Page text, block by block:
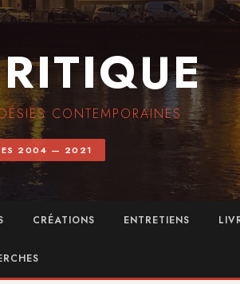
CONTEMPORAINES
2004 — 2021
CRÉATIONS ENTRETIENS